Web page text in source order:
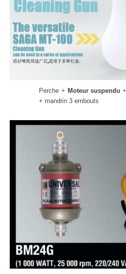
Perche + Moteur suspendu
+ mandrin 3 embouts